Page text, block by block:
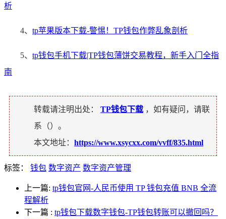
析
4、 tp苹果版本下载-警惕！TP钱包作弊乱象剖析
5、 tp钱包手机下载|TP钱包薄饼交易教程，新手入门全指
南
转载请注明出处： TP钱包下载 ，如有疑问，请联
系（）。
本文地址： https://www.xsycxx.com/vvff/835.html
标签： 钱包 数字资产 数字资产管理
上一篇: tp钱包官网-人民币使用 TP 钱包充值 BNB 全流
程解析
下一篇 : tp钱包下载数字钱包-TP钱包转账可以撤回吗？